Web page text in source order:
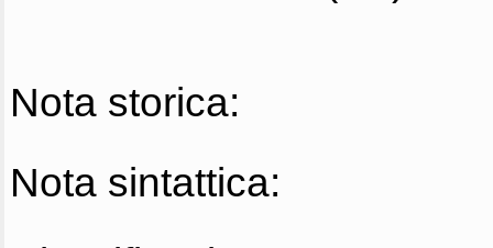
Nota storica:
Nota sintattica: